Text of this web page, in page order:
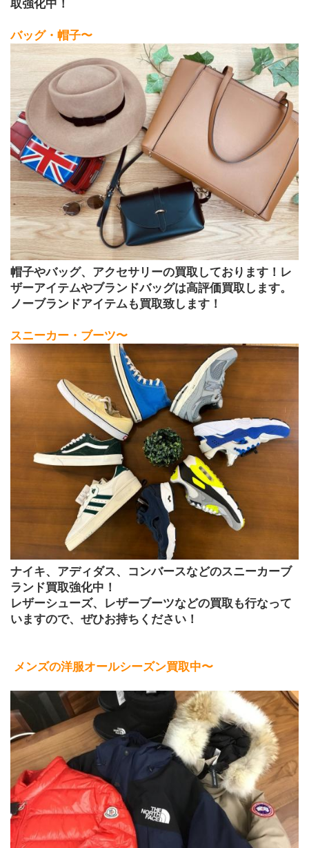
取強化中！
バッグ・帽子〜
帽子やバッグ、アクセサリーの買取しております！レ
ザーアイテムやブランドバッグは高評価買取します。
ノーブランドアイテムも買取致します！
スニーカー・ブーツ〜
ナイキ、アディダス、コンバースなどのスニーカーブ
ランド買取強化中！
レザーシューズ、レザーブーツなどの買取も行なって
いますので、ぜひお持ちください！
メンズの洋服オールシーズン買取中〜